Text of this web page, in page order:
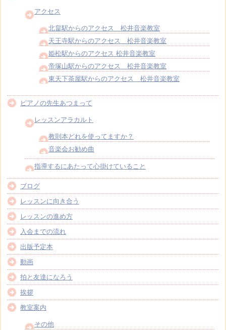
アクセス
北畠駅からのアクセス 松井音楽教室
天王寺駅からのアクセス 松井音楽教室
姫松駅からのアクセス 松井音楽教室
帝塚山駅からのアクセス 松井音楽教室
東天下茶屋駅からのアクセス 松井音楽教室
ピアノの先生あつまって
レッスンアラカルト
教則本どれを使ってますか？
音楽会お勧め曲
指導するにあたって心掛けていること
ブログ
レッスンに向き合う
レッスンの進め方
入会までの流れ
出版予定本
動画
拍と友達になろう
挨拶
教室案内
その他